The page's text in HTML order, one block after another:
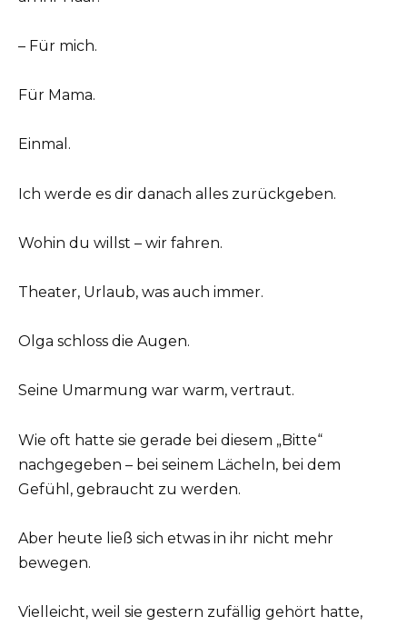
– Für mich.
Für Mama.
Einmal.
Ich werde es dir danach alles zurückgeben.
Wohin du willst – wir fahren.
Theater, Urlaub, was auch immer.
Olga schloss die Augen.
Seine Umarmung war warm, vertraut.
Wie oft hatte sie gerade bei diesem „Bitte“
nachgegeben – bei seinem Lächeln, bei dem
Gefühl, gebraucht zu werden.
Aber heute ließ sich etwas in ihr nicht mehr
bewegen.
Vielleicht, weil sie gestern zufällig gehört hatte,